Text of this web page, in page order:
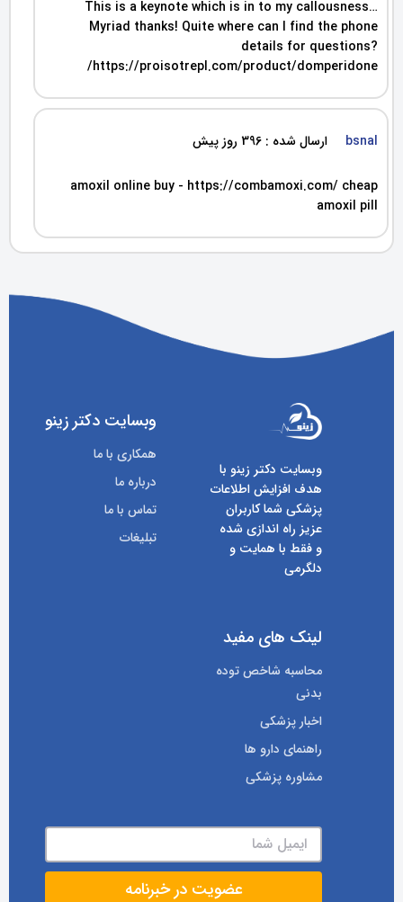
This is a keynote which is in to my callousness…
Myriad thanks! Quite where can I find the phone
details for questions?
https://proisotrepl.com/product/domperidone/
bsnal ارسال شده : 396 روز پیش
amoxil online buy - https://combamoxi.com/ cheap
amoxil pill
وبسایت دکتر زینو با
هدف افزایش اطلاعات
پزشکی شما کاربران
عزیز راه اندازی شده
و فقط با همایت و
دلگرمی
وبسایت دکتر زینو
همکاری با ما
درباره ما
تماس با ما
تبلیغات
لینک های مفید
محاسبه شاخص توده
بدنی
اخبار پزشکی
راهنمای دارو ها
مشاوره پزشکی